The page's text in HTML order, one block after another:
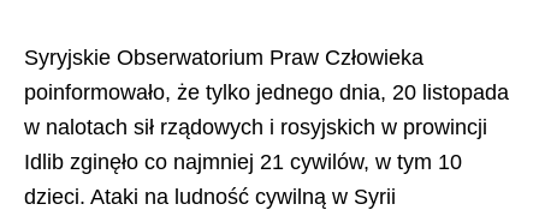
Syryjskie Obserwatorium Praw Człowieka
poinformowało, że tylko jednego dnia, 20 listopada
w nalotach sił rządowych i rosyjskich w prowincji
Idlib zginęło co najmniej 21 cywilów, w tym 10
dzieci. Ataki na ludność cywilną w Syrii